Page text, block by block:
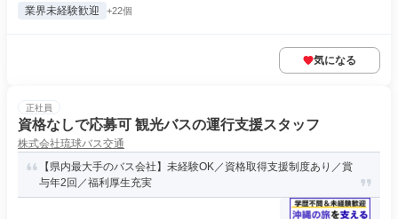
業界未経験歓迎 +22個
気になる
正社員
資格なしで応募可 観光バスの運行支援スタッフ
株式会社琉球バス交通
【県内最大手のバス会社】未経験OK／資格取得支援制度あり／賞
与年2回／福利厚生充実